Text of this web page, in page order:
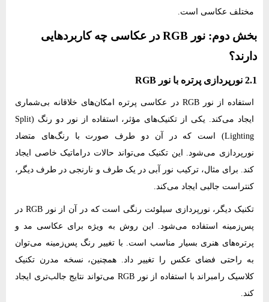
مختلف عکاسی است.
بخش دوم: نور RGB در عکاسی چه کاربردهایی
دارند؟
2.1 نورپردازی پرتره با نور RGB
استفاده از نور RGB در عکاسی پرتره امکان‌های خلاقانه بی‌شماری
ایجاد می‌کند. یکی از تکنیک‌های مؤثر، استفاده از نور دو رنگ (Split
Lighting) است که در آن دو طرف صورت با رنگ‌های متضاد
نورپردازی می‌شود. این تکنیک می‌تواند حالات دراماتیک خاصی ایجاد
کند. برای مثال، ترکیب نور آبی در یک طرف و نارنجی در طرف دیگر،
کنتراست جالبی ایجاد می‌کند.
تکنیک دیگر، نورپردازی سیلوئت رنگی است که در آن از نور RGB در
پس‌زمینه استفاده می‌شود. این روش به ویژه برای عکاسی مد و
پرتره‌های هنری بسیار مناسب است. با تغییر رنگ پس‌زمینه می‌توان
به راحتی فضای عکس را تغییر داد. همچنین، نسخه مدرن تکنیک
کلاسیک رامبراند با استفاده از نور RGB می‌تواند نتایج جالب‌تری ایجاد
کند.